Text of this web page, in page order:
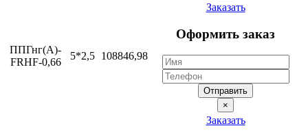
ППГнг(А)-
FRHF-0,66
5*2,5 108846,98
Заказать
Оформить заказ
Отправить
×
Заказать